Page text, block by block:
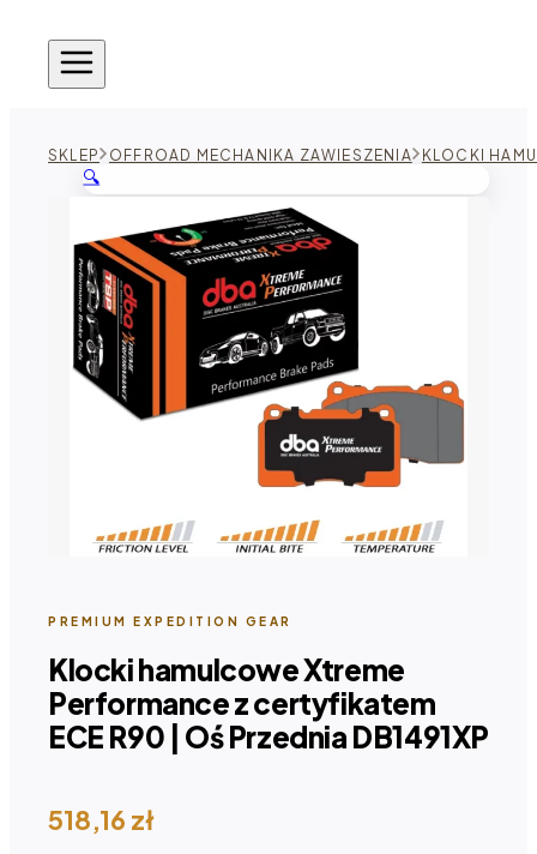
SKLEP OFFROAD MECHANIKA ZAWIESZENIA KLOCKI
🔍
PREMIUM EXPEDITION GEAR
Klocki hamulcowe Xtreme
Performance z certyfikatem
ECE R90 | Oś Przednia DB1491XP
518,16 zł